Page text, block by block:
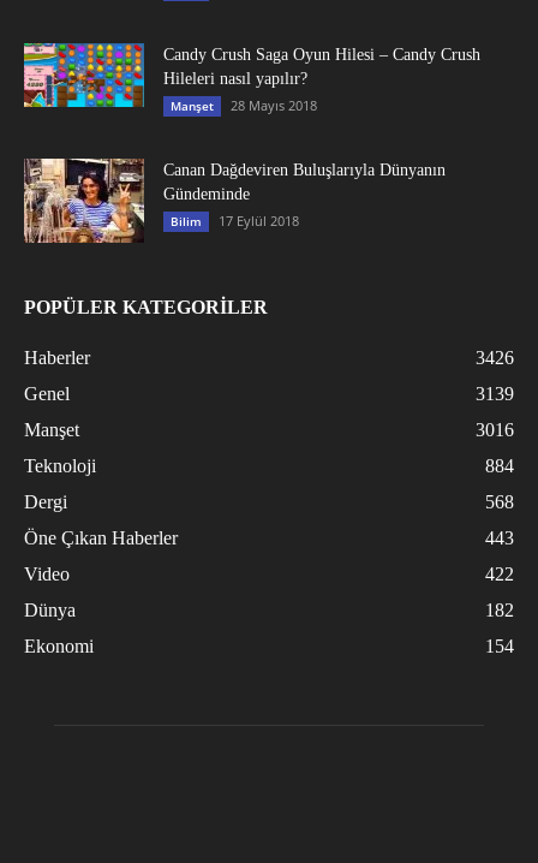
Candy Crush Saga Oyun Hilesi – Candy Crush
Hileleri nasıl yapılır?
Manşet 28 Mayıs 2018
Canan Dağdeviren Buluşlarıyla Dünyanın
Gündeminde
Bilim 17 Eylül 2018
POPÜLER KATEGORİLER
Haberler
3426
Genel
3139
Manşet
3016
Teknoloji
884
Dergi
568
Öne Çıkan Haberler
443
Video
422
Dünya
182
Ekonomi
154